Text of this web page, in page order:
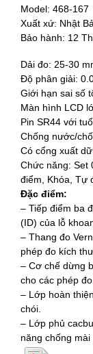
Model: 468-167
Xuất xứ: Nhật
Bảo hành: 12
Dải đo: 25-30
Độ phân giải:
Giới hạn sai số
Màn hình LCD
Pin SR44 với
Chống nước/
Có cổng xuất
Chức năng: Set
điểm, Khóa, Tự
Đặc điểm:
– Tiếp điểm ba
(ID) của lỗ
– Thang đo
phép đo kích
– Cơ chế dừng
cho các phép
– Lớp hoàn
chói.
– Lớp phủ
năng chống mài